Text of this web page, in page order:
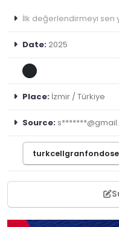
İlk değerlendirmeyi sen
Date:2025
Place: İzmir / Türkiye
Source: